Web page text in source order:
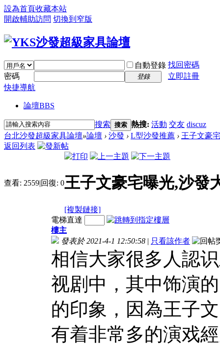
設為首頁收藏本站
開啟輔助訪問 切換到窄版
自動登錄 找回密碼
密碼
登錄
立即註冊
快捷導航
論壇BBS
搜索 搜索 熱搜: 活動 交友 discuz
台北沙發超級家具論壇»論壇 › 沙發 › L型沙發推薦 › 王子文豪
返回列表
查看: 2559|回復: 0王子文豪宅曝光,沙發
[複製鏈接]
電梯直達
樓主
發表於 2021-4-1 12:50:58 | 只看該作者
相信大家很多人認
视剧中，其中饰演
的印象，因為王子
有着非常多的演戏